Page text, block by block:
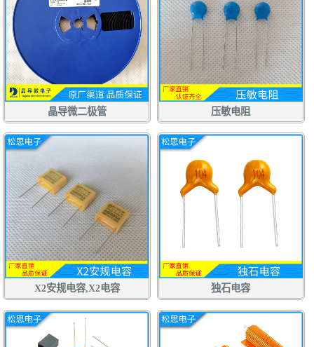
晶导微二极管 压敏电阻
X2安规电容,X2电容 独石电容